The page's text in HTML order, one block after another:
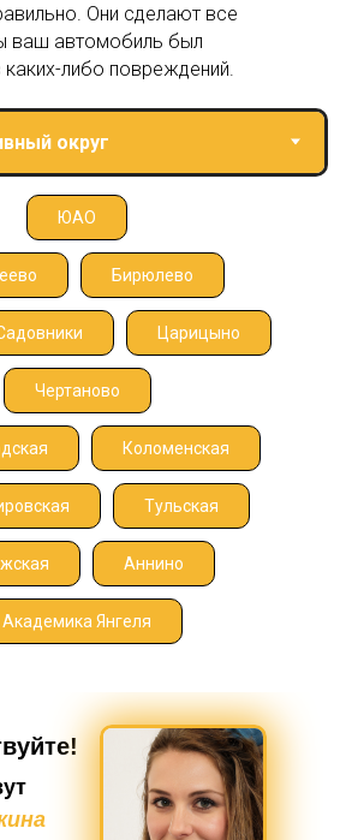
Они сделают все
ваш автомобиль был
либо повреждений.
ЮАО
Бирюлево
Царицыно
Чертаново
Коломенская
Тульская
Аннино
Академика Янгеля